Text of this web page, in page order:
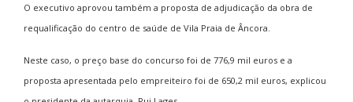
O executivo aprovou também a proposta de adjudicação da obra de
requalificação do centro de saúde de Vila Praia de Âncora.
Neste caso, o preço base do concurso foi de 776,9 mil euros e a
proposta apresentada pelo empreiteiro foi de 650,2 mil euros, explicou